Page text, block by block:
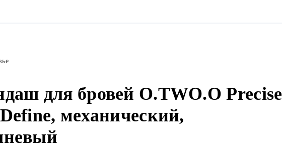
для бровей O.TWO.O Precise
механический,